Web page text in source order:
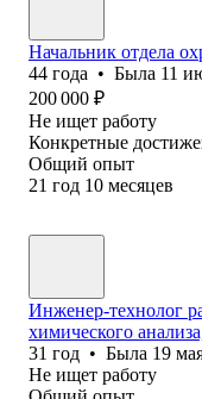
Начальник отдела
44 года • Была 11
200 000 ₽
Не ищет работу
Конкретные
Общий опыт
21 год 10 месяцев
Инженер-технолог
химического
31 год • Была 19
Не ищет работу